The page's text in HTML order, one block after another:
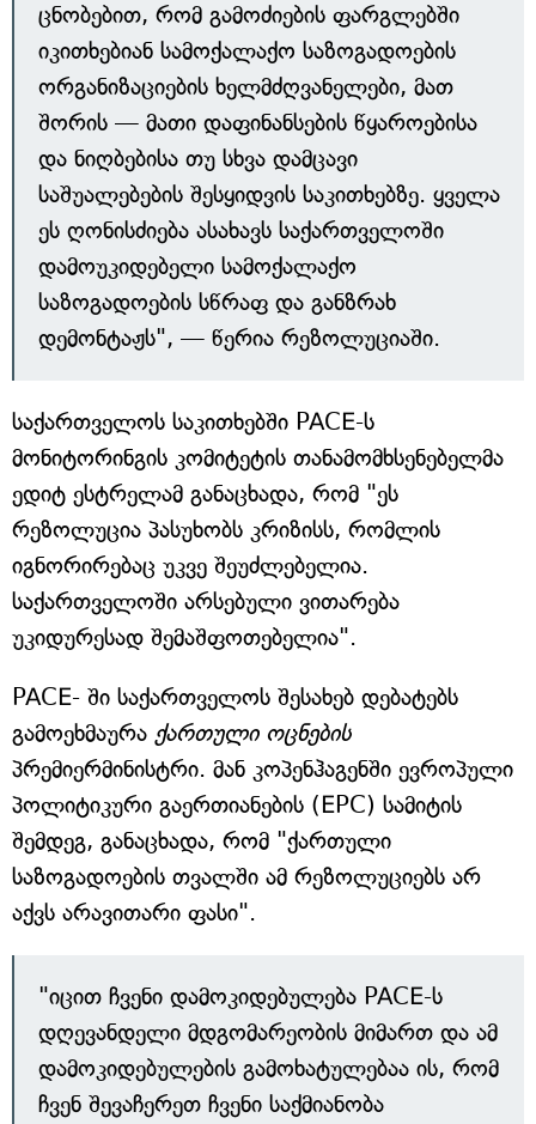
ცნობებით, რომ გამოძიების ფარგლებში
იკითხებიან სამოქალაქო საზოგადოების
ორგანიზაციების ხელმძღვანელები, მათ
შორის — მათი დაფინანსების წყაროებისა
და ნიღბებისა თუ სხვა დამცავი
საშუალებების შესყიდვის საკითხებზე. ყველა
ეს ღონისძიება ასახავს საქართველოში
დამოუკიდებელი სამოქალაქო
საზოგადოების სწრაფ და განზრახ
დემონტაჟს", — წერია რეზოლუციაში.
საქართველოს საკითხებში PACE-ს
მონიტორინგის კომიტეტის თანამომხსენებელმა
ედიტ ესტრელამ განაცხადა, რომ "ეს
რეზოლუცია პასუხობს კრიზისს, რომლის
იგნორირებაც უკვე შეუძლებელია.
საქართველოში არსებული ვითარება
უკიდურესად შემაშფოთებელია".
PACE- ში საქართველოს შესახებ დებატებს
გამოეხმაურა ქართული ოცნების
პრემიერმინისტრი. მან კოპენჰაგენში ევროპული
პოლიტიკური გაერთიანების (EPC) სამიტის
შემდეგ, განაცხადა, რომ "ქართული
საზოგადოების თვალში ამ რეზოლუციებს არ
აქვს არავითარი ფასი".
"იცით ჩვენი დამოკიდებულება PACE-ს
დღევანდელი მდგომარეობის მიმართ და ამ
დამოკიდებულების გამოხატულებაა ის, რომ
ჩვენ შევაჩერეთ ჩვენი საქმიანობა